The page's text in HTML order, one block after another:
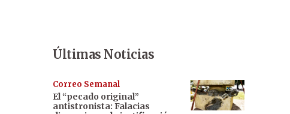
Últimas Noticias
Correo Semanal
El “pecado original”
antistronista: Falacias